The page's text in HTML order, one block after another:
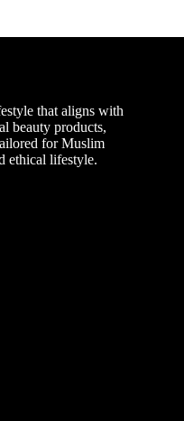
that aligns with
beauty products,
for Muslim
ethical lifestyle.